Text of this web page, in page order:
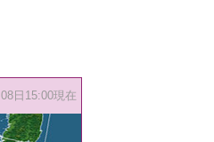
08日15:00現在